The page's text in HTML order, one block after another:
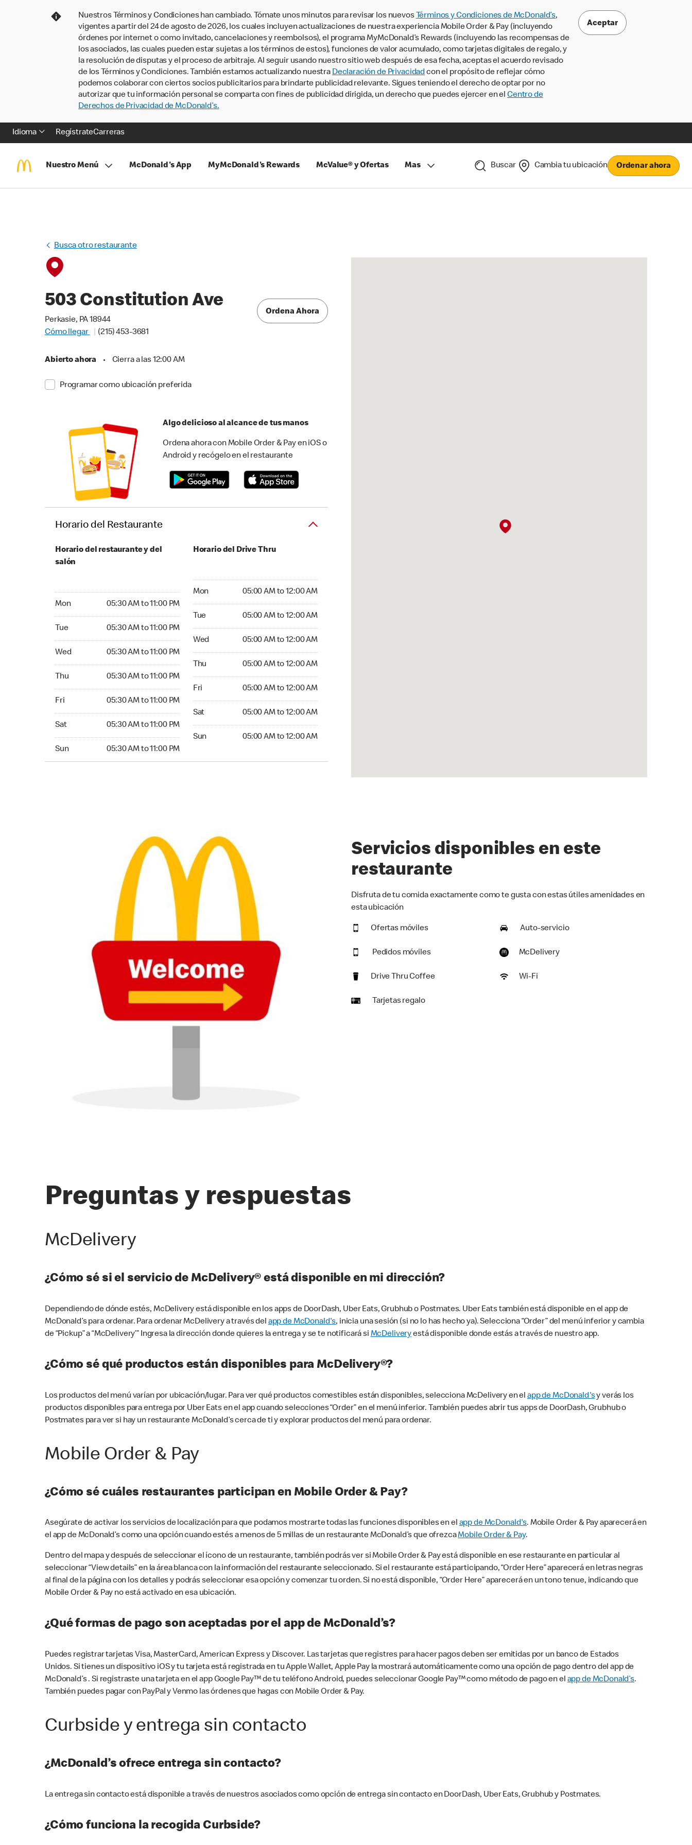
Nuestros Términos y Condiciones han cambiado. Tómate unos minutos para revisar los nuevos Términos y Condiciones de McDonald’s,
vigentes a partir del 24 de agosto de 2026, los cuales incluyen actualizaciones de nuestra experiencia Mobile Order & Pay (incluyendo
órdenes por internet o como invitado, cancelaciones y reembolsos), el programa MyMcDonald’s Rewards (incluyendo las recompensas de
los asociados, las cuales pueden estar sujetas a los términos de estos), funciones de valor acumulado, como tarjetas digitales de regalo, y
la resolución de disputas y el proceso de arbitraje. Al seguir usando nuestro sitio web después de esa fecha, aceptas el acuerdo revisado
de los Términos y Condiciones. También estamos actualizando nuestra Declaración de Privacidadcon el propósito de reflejar cómo
podemos colaborar con ciertos socios publicitarios para brindarte publicidad relevante. Sigues teniendo el derecho de optar por no
autorizar que tu información personal se comparta con fines de publicidad dirigida, un derecho que puedes ejercer en el Centro de
Derechos de Privacidad de McDonald’s.
Aceptar
Idioma RegístrateCarreras
Nuestro Menú McDonald's App MyMcDonald's Rewards McValue® y Ofertas Mas Buscar Cambia tu ubicación Ordenar ahora
Busca otro restaurante
503 Constitution Ave
Perkasie, PA 18944
Cómo llegar
(215) 453-3681
Abierto ahora • Cierra a las 12:00 AM
Programar como ubicación preferida
Ordena Ahora
Algo delicioso al alcance de tus manos
Ordena ahora con Mobile Order & Pay en iOS o
Android y recógelo en el restaurante
Horario del Restaurante
Horario del restaurante y del
salón
Mon 05:30 AM to 11:00 PM
Tue 05:30 AM to 11:00 PM
Wed 05:30 AM to 11:00 PM
Thu 05:30 AM to 11:00 PM
Fri 05:30 AM to 11:00 PM
Sat 05:30 AM to 11:00 PM
Sun 05:30 AM to 11:00 PM
Horario del Drive Thru
Mon 05:00 AM to 12:00 AM
Tue 05:00 AM to 12:00 AM
Wed 05:00 AM to 12:00 AM
Thu 05:00 AM to 12:00 AM
Fri 05:00 AM to 12:00 AM
Sat 05:00 AM to 12:00 AM
Sun 05:00 AM to 12:00 AM
Servicios disponibles en este
restaurante
Disfruta de tu comida exactamente como te gusta con estas útiles amenidades en
esta ubicación
Ofertas móviles Auto-servicio
Pedidos móviles McDelivery
Drive Thru Coffee Wi-Fi
Tarjetas regalo
Preguntas y respuestas
McDelivery
¿Cómo sé si el servicio de McDelivery® está disponible en mi dirección?
Dependiendo de dónde estés, McDelivery está disponible en los apps de DoorDash, Uber Eats, Grubhub o Postmates. Uber Eats también está disponible en el app de
McDonald’s para ordenar. Para ordenar McDelivery a través del app de McDonald's, inicia una sesión (si no lo has hecho ya). Selecciona “Order” del menú inferior y cambia
de “Pickup” a “McDelivery’” Ingresa la dirección donde quieres la entrega y se te notificará si McDeliveryestá disponible donde estás a través de nuestro app.
¿Cómo sé qué productos están disponibles para McDelivery®?
Los productos del menú varían por ubicación/lugar. Para ver qué productos comestibles están disponibles, selecciona McDelivery en elapp de McDonald'sy verás los
productos disponibles para entrega por Uber Eats en el app cuando selecciones “Order” en el menú inferior. También puedes abrir tus apps de DoorDash, Grubhub o
Postmates para ver si hay un restaurante McDonald’s cerca de ti y explorar productos del menú para ordenar.
Mobile Order & Pay
¿Cómo sé cuáles restaurantes participan en Mobile Order & Pay?
Asegúrate de activar los servicios de localización para que podamos mostrarte todas las funciones disponibles en elapp de McDonald's. Mobile Order & Pay aparecerá en
el app de McDonald’s como una opción cuando estés a menos de 5 millas de un restaurante McDonald’s que ofrezcaMobile Order & Pay.
Dentro del mapa y después de seleccionar el ícono de un restaurante, también podrás ver si Mobile Order & Pay está disponible en ese restaurante en particular al
seleccionar “View details” en la área blanca con la información del restaurante seleccionado. Si el restaurante está participando, “Order Here” aparecerá en letras negras
al final de la página con los detalles y podrás seleccionar esa opción y comenzar tu orden. Si no está disponible, “Order Here” aparecerá en un tono tenue, indicando que
Mobile Order & Pay no está activado en esa ubicación.
¿Qué formas de pago son aceptadas por el app de McDonald’s?
Puedes registrar tarjetas Visa, MasterCard, American Express y Discover. Las tarjetas que registres para hacer pagos deben ser emitidas por un banco de Estados
Unidos. Si tienes un dispositivo iOS y tu tarjeta está registrada en tu Apple Wallet, Apple Pay la mostrará automáticamente como una opción de pago dentro del app de
McDonald’s . Si registraste una tarjeta en el app Google Pay™ de tu teléfono Android, puedes seleccionar Google Pay™ como método de pago en elapp de McDonald’s.
También puedes pagar con PayPal y Venmo las órdenes que hagas con Mobile Order & Pay.
Curbside y entrega sin contacto
¿McDonald’s ofrece entrega sin contacto?
La entrega sin contacto está disponible a través de nuestros asociados como opción de entrega sin contacto en DoorDash, Uber Eats, Grubhub y Postmates.
¿Cómo funciona la recogida Curbside?